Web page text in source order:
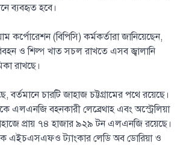
ব্যবহৃত হবে।
কর্পোরেশন (বিপিসি) কর্মকর্তারা জানিয়েছেন,
ও শিল্প খাত সচল রাখতে এসব জ্বালানি
রাখছে।
বর্তমানে চারটি জাহাজ চট্টগ্রামের পথে রয়েছে।
এলএনজি বহনকারী লেব্রেথাহ এবং অস্ট্রেলিয়া
প্রায় ৭৪ হাজার ৯২৯ টন এলএনজি রয়েছে।
এইচএসএফও ট্যাংকার লেডি অব ডোরিয়া ও